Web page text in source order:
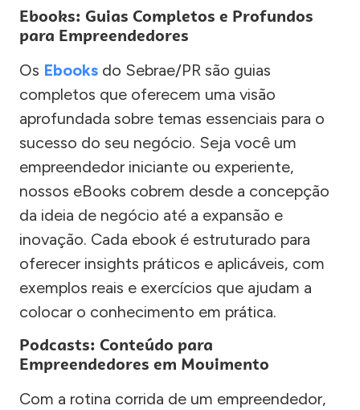
Ebooks: Guias Completos e Profundos
para Empreendedores
Os Ebooks do Sebrae/PR são guias
completos que oferecem uma visão
aprofundada sobre temas essenciais para o
sucesso do seu negócio. Seja você um
empreendedor iniciante ou experiente,
nossos eBooks cobrem desde a concepção
da ideia de negócio até a expansão e
inovação. Cada ebook é estruturado para
oferecer insights práticos e aplicáveis, com
exemplos reais e exercícios que ajudam a
colocar o conhecimento em prática.
Podcasts: Conteúdo para
Empreendedores em Movimento
Com a rotina corrida de um empreendedor,